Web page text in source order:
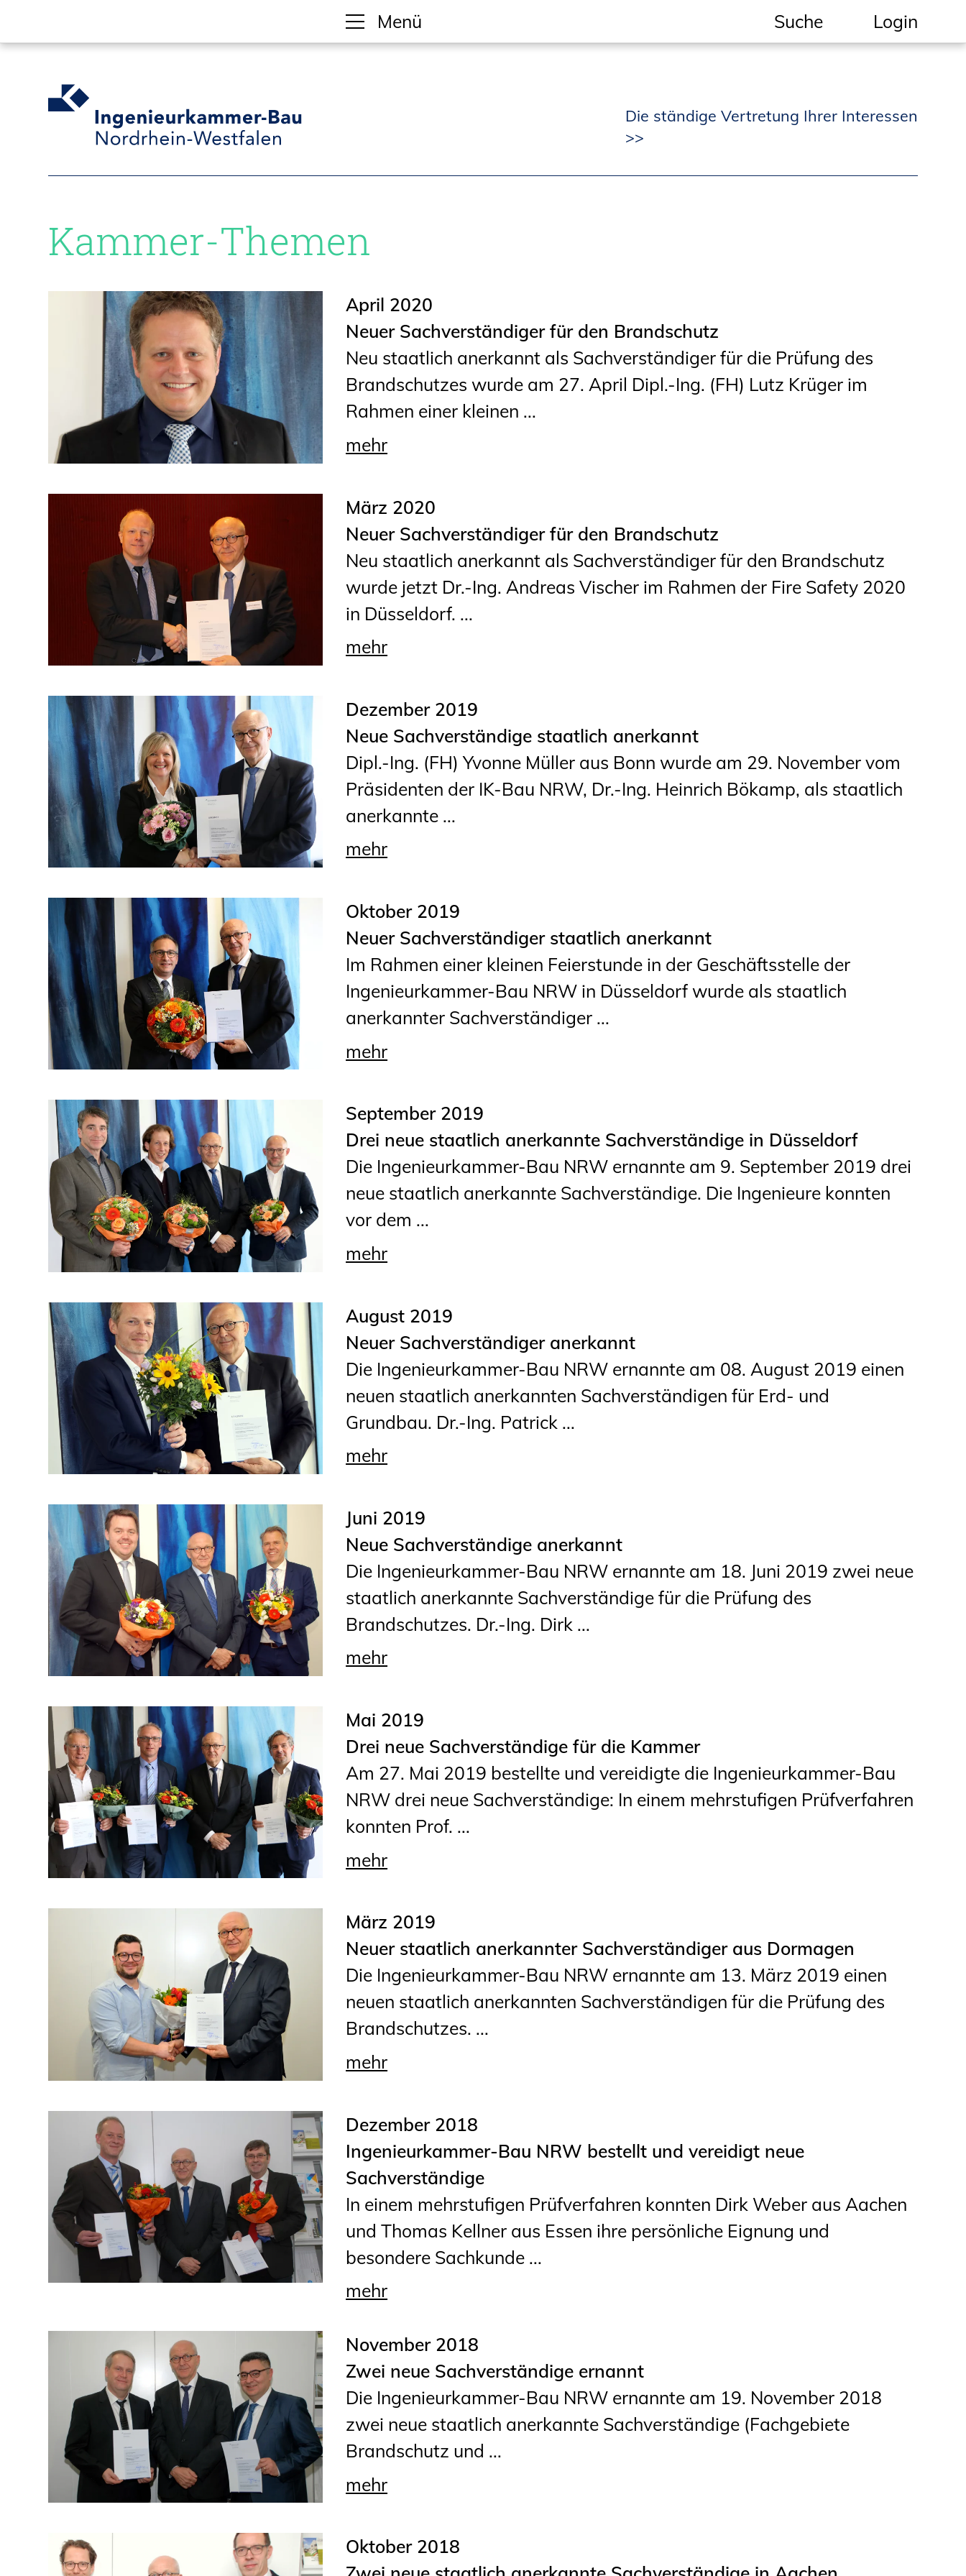
Suche
Gremien
Geschäftsstelle
Mitgliedschaft
Veranstaltungsformate
Unsere Publikationen
Informationen für
Anträge, Anzeigen, Formulare
Fortbildung/Seminare
Informationen für
Ingenieurinnen und Ingenieure
Recht
Stellenbörse
Staatlich anerkannte
Sachverständige
Öffentlich bestellte und
Prüfsachverständige
innen
Bauvorlageberechtigte
Sachkundige für Zustands- und
Funktionsprüfung privater
Abwasserleitungen
Vereinbarungen mit
Büronachfolge
Zusatzqualifikationen
Informationen für
Schülerinnen, Schüler
und Studierende
Programm
Wissenswertes für
Presse
Kontakt und Anfahrt
Login
Die ständige Vertretung Ihrer Interessen
>>
Kammer-Themen
April 2020
Neuer Sachverständiger für den Brandschutz
Neu staatlich anerkannt als Sachverständiger für die Prüfung des
Brandschutzes wurde am 27. April Dipl.-Ing. (FH) Lutz Krüger im
Rahmen einer kleinen ...
mehr
März 2020
Neuer Sachverständiger für den Brandschutz
Neu staatlich anerkannt als Sachverständiger für den Brandschutz
wurde jetzt Dr.-Ing. Andreas Vischer im Rahmen der Fire Safety 2020
in Düsseldorf. ...
mehr
Dezember 2019
Neue Sachverständige staatlich anerkannt
Dipl.-Ing. (FH) Yvonne Müller aus Bonn wurde am 29. November vom
Präsidenten der IK-Bau NRW, Dr.-Ing. Heinrich Bökamp, als staatlich
anerkannte ...
mehr
Oktober 2019
Neuer Sachverständiger staatlich anerkannt
Im Rahmen einer kleinen Feierstunde in der Geschäftsstelle der
Ingenieurkammer-Bau NRW in Düsseldorf wurde als staatlich
anerkannter Sachverständiger ...
mehr
September 2019
Drei neue staatlich anerkannte Sachverständige in Düsseldorf
Die Ingenieurkammer-Bau NRW ernannte am 9. September 2019 drei
neue staatlich anerkannte Sachverständige. Die Ingenieure konnten
vor dem ...
mehr
August 2019
Neuer Sachverständiger anerkannt
Die Ingenieurkammer-Bau NRW ernannte am 08. August 2019 einen
neuen staatlich anerkannten Sachverständigen für Erd- und
Grundbau. Dr.-Ing. Patrick ...
mehr
Juni 2019
Neue Sachverständige anerkannt
Die Ingenieurkammer-Bau NRW ernannte am 18. Juni 2019 zwei neue
staatlich anerkannte Sachverständige für die Prüfung des
Brandschutzes. Dr.-Ing. Dirk ...
mehr
Mai 2019
Drei neue Sachverständige für die Kammer
Am 27. Mai 2019 bestellte und vereidigte die Ingenieurkammer-Bau
NRW drei neue Sachverständige: In einem mehrstufigen Prüfverfahren
konnten Prof. ...
mehr
März 2019
Neuer staatlich anerkannter Sachverständiger aus Dormagen
Die Ingenieurkammer-Bau NRW ernannte am 13. März 2019 einen
neuen staatlich anerkannten Sachverständigen für die Prüfung des
Brandschutzes. ...
mehr
Dezember 2018
Ingenieurkammer-Bau NRW bestellt und vereidigt neue
Sachverständige
In einem mehrstufigen Prüfverfahren konnten Dirk Weber aus Aachen
und Thomas Kellner aus Essen ihre persönliche Eignung und
besondere Sachkunde ...
mehr
November 2018
Zwei neue Sachverständige ernannt
Die Ingenieurkammer-Bau NRW ernannte am 19. November 2018
zwei neue staatlich anerkannte Sachverständige (Fachgebiete
Brandschutz und ...
mehr
Oktober 2018